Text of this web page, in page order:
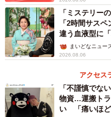
丈はお母さんよりも大きく
ゃんとして描かれています
戸惑った様子。そしてメガネ
ます。「ジュンも来てたの？
認知症の人がこの世界をど
世界の歩き方」（ライツ社
症状のひとつに記憶障害が
き、今、自分はどこにいるか
「ミステリー
「2時間サス
違う血液型に
屋】まいどなニュー
2026.08.06
アクセス
「不謹慎でな
物資…運搬ト
い 「痛いほど